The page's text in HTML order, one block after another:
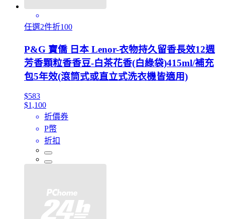
任選2件折100
P&G 寶僑 日本 Lenor-衣物持久留香長效12週
芳香顆粒香香豆-白茶花香(白綠袋)415ml/補充
包5年效(滾筒式或直立式洗衣機皆適用)
$583
$1,100
折價券
P幣
折扣